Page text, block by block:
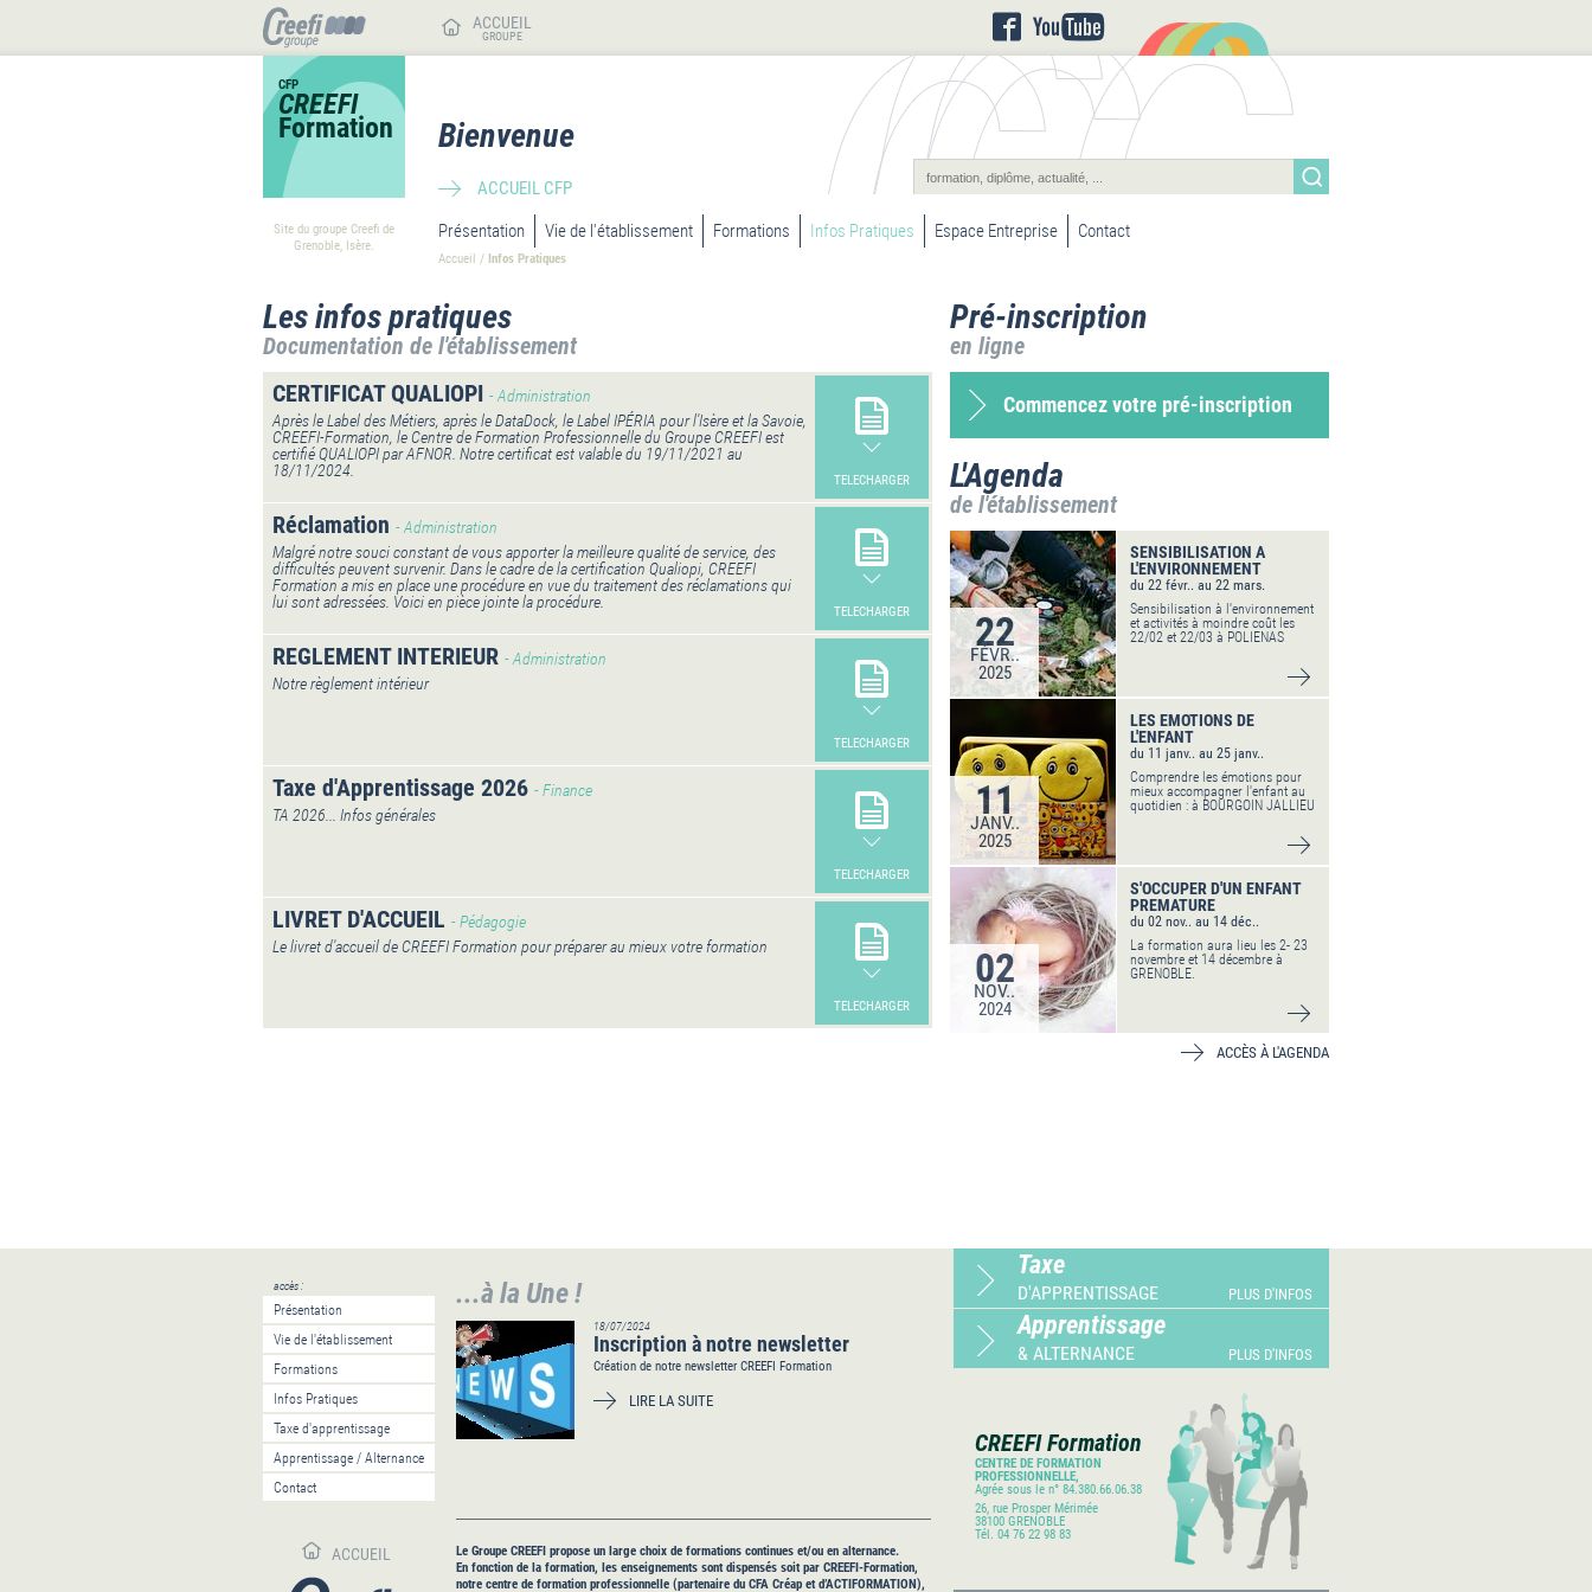
ACCUEIL
GROUPE
CFP
CREEFI
Formation Bienvenue
ACCUEIL CFP
Site du groupe Creefi de
Grenoble, Isère.
Présentation Vie de l'établissement Formations Infos Pratiques Espace Entreprise Contact
Accueil / Infos Pratiques
Les infos pratiques
Documentation de l'établissement
CERTIFICAT QUALIOPI - Administration
Après le Label des Métiers, après le DataDock, le Label IPÉRIA pour l'Isère et la Savoie,
CREEFI-Formation, le Centre de Formation Professionnelle du Groupe CREEFI est
certifié QUALIOPI par AFNOR. Notre certificat est valable du 19/11/2021 au
18/11/2024.
TELECHARGER
Réclamation - Administration
Malgré notre souci constant de vous apporter la meilleure qualité de service, des
difficultés peuvent survenir. Dans le cadre de la certification Qualiopi, CREEFI
Formation a mis en place une procédure en vue du traitement des réclamations qui
lui sont adressées. Voici en pièce jointe la procédure.
TELECHARGER
REGLEMENT INTERIEUR - Administration
Notre règlement intérieur
TELECHARGER
Taxe d'Apprentissage 2026 - Finance
TA 2026... Infos générales
TELECHARGER
LIVRET D'ACCUEIL - Pédagogie
Le livret d'accueil de CREEFI Formation pour préparer au mieux votre formation
TELECHARGER
Pré-inscription
en ligne
Commencez votre pré-inscription
L'Agenda
de l'établissement
22
FÉVR..
2025
SENSIBILISATION A
L'ENVIRONNEMENT
du 22 févr.. au 22 mars.
Sensibilisation à l'environnement
et activités à moindre coût les
22/02 et 22/03 à POLIENAS
11
JANV..
2025
LES EMOTIONS DE
L'ENFANT
du 11 janv.. au 25 janv..
Comprendre les émotions pour
mieux accompagner l'enfant au
quotidien : à BOURGOIN JALLIEU
02
NOV..
2024
S'OCCUPER D'UN ENFANT
PREMATURE
du 02 nov.. au 14 déc..
La formation aura lieu les 2- 23
novembre et 14 décembre à
GRENOBLE.
ACCÈS À L'AGENDA
accès :
Présentation
Vie de l'établissement
Formations
Infos Pratiques
Taxe d'apprentissage
Apprentissage / Alternance
Contact
ACCUEIL
...à la Une !
18/07/2024
Inscription à notre newsletter
Création de notre newsletter CREEFI Formation
LIRE LA SUITE
Le Groupe CREEFI propose un large choix de formations continues et/ou en alternance.
En fonction de la formation, les enseignements sont dispensés soit par CREEFI-Formation,
notre centre de formation professionnelle (partenaire du CFA Créap et d’ACTIFORMATION),
Taxe
D'APPRENTISSAGE PLUS D'INFOS
Apprentissage
& ALTERNANCE PLUS D'INFOS
CREEFI Formation
CENTRE DE FORMATION
PROFESSIONNELLE,
Agrée sous le n° 84.380.66.06.38
26, rue Prosper Mérimée
38100 GRENOBLE
Tél. 04 76 22 98 83